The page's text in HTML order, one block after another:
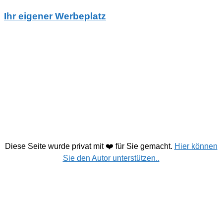
Ihr eigener Werbeplatz
Diese Seite wurde privat mit ❤️ für Sie gemacht. Hier können
Sie den Autor unterstützen..